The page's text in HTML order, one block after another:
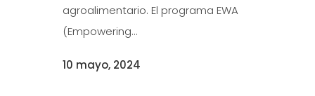
agroalimentario. El programa EWA
(Empowering...
10 mayo, 2024